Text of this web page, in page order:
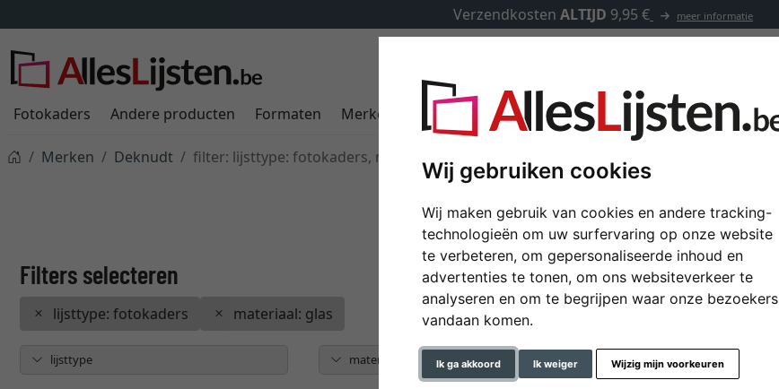
Wij gebruiken cookies
Wij maken gebruik van cookies en andere tracking-
technologieën om uw surfervaring op onze website
te verbeteren, om gepersonaliseerde inhoud en
advertenties te tonen, om ons websiteverkeer te
analyseren en om te begrijpen waar onze bezoekers
vandaan komen.
Ik ga akkoord Ik weiger Wijzig mijn voorkeuren
Verzendkosten ALTIJD 9,95 € meer informatie
Fotokaders Andere producten Formaten Merken Kaders op maat Passe-partouts Toebehoren
Merken Deknudt filter: lijsttype: fotokaders, materiaal: glas
Deknudt
lijsttype: fotokaders materiaal: glas
lijsttype materiaal